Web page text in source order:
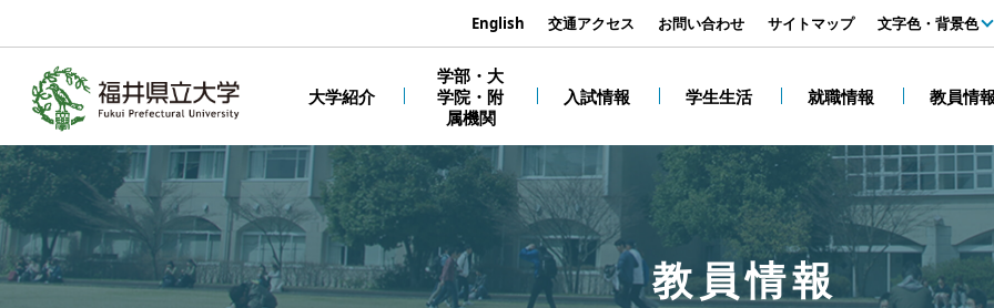
大学紹介
学部・大
学院・附
属機関
入試情報 学生生活 就職情報 教員情報
English 交通アクセス お問い合わせ サイトマップ 文字色・背景色
黒
教員情報